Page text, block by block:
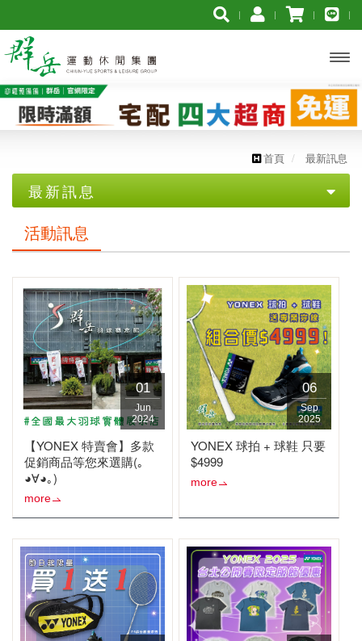
主選
首頁 最新訊息
最新訊息
活動訊息
媒體報導
活動訊息
01
Jun
2024
【YONEX 特賣會】多款
促銷商品等您來選購(｡
◕∀◕｡)
more
06
Sep
2025
YONEX 球拍 + 球鞋 只要
$4999
more